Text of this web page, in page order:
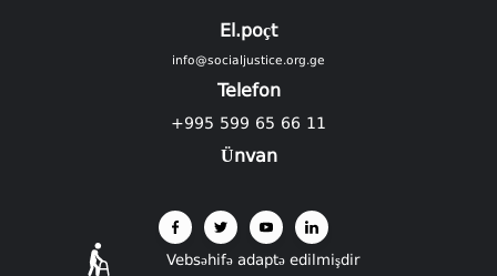
El.poçt
info@socialjustice.org.ge
Telefon
+995 599 65 66 11
Ünvan
Vebsəhifə adaptə edilmişdir